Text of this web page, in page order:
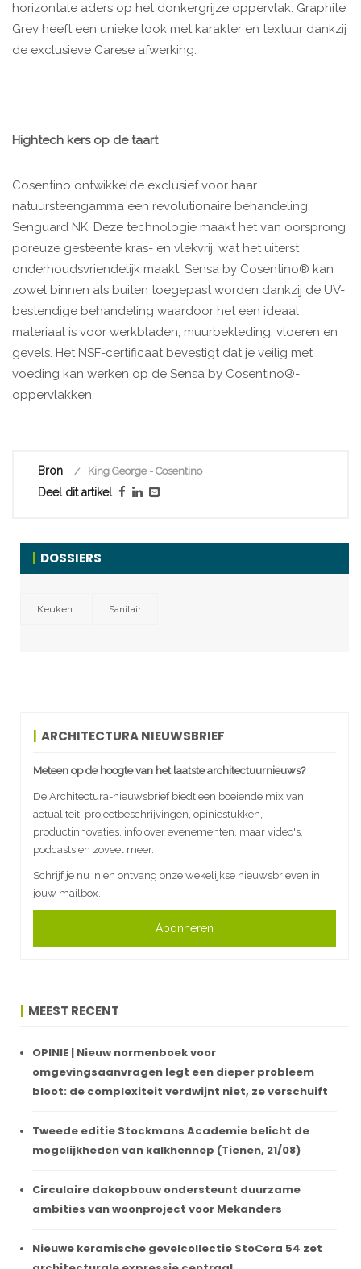
horizontale aders op het donkergrijze oppervlak. Graphite
Grey heeft een unieke look met karakter en textuur dankzij
de exclusieve Carese afwerking.
Hightech kers op de taart
Cosentino ontwikkelde exclusief voor haar
natuursteengamma een revolutionaire behandeling:
Senguard NK. Deze technologie maakt het van oorsprong
poreuze gesteente kras- en vlekvrij, wat het uiterst
onderhoudsvriendelijk maakt. Sensa by Cosentino® kan
zowel binnen als buiten toegepast worden dankzij de UV-
bestendige behandeling waardoor het een ideaal
materiaal is voor werkbladen, muurbekleding, vloeren en
gevels. Het NSF-certificaat bevestigt dat je veilig met
voeding kan werken op de Sensa by Cosentino®-
oppervlakken.
Bron King George - Cosentino
Deel dit artikel
DOSSIERS
Keuken Sanitair
ARCHITECTURA NIEUWSBRIEF
Meteen op de hoogte van het laatste architectuurnieuws?
De Architectura-nieuwsbrief biedt een boeiende mix van
actualiteit, projectbeschrijvingen, opiniestukken,
productinnovaties, info over evenementen, maar video's,
podcasts en zoveel meer.
Schrijf je nu in en ontvang onze wekelijkse nieuwsbrieven in
jouw mailbox.
Abonneren
MEEST RECENT
OPINIE | Nieuw normenboek voor
omgevingsaanvragen legt een dieper probleem
bloot: de complexiteit verdwijnt niet, ze verschuift
Tweede editie Stockmans Academie belicht de
mogelijkheden van kalkhennep (Tienen, 21/08)
Circulaire dakopbouw ondersteunt duurzame
ambities van woonproject voor Mekanders
Nieuwe keramische gevelcollectie StoCera 54 zet